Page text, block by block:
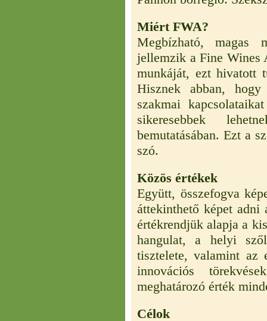
Miért FWA?
Megbízható, magas
jellemzik a Fine Wines
munkáját, ezt hivatott
Hisznek abban,
szakmai
sikeresebbek
bemutatásában. Ezt a
szó.
Közös értékek
Együtt, összefogva
áttekinthető képet
értékrendjük alapja a
hangulat, a helyi
tisztelete, valamint az
innovációs
meghatározó érték
Célok